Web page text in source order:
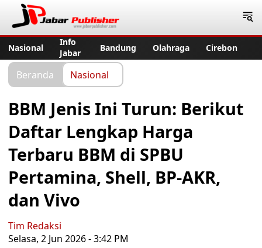
Nasional
Info
Jabar
Bandung Olahraga Cirebon
Beranda Nasional
BBM Jenis Ini Turun: Berikut
Daftar Lengkap Harga
Terbaru BBM di SPBU
Pertamina, Shell, BP-AKR,
dan Vivo
Tim Redaksi
Selasa, 2 Jun 2026 - 3:42 PM